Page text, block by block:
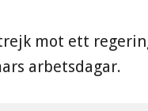
mot ett
arbetsdagar.